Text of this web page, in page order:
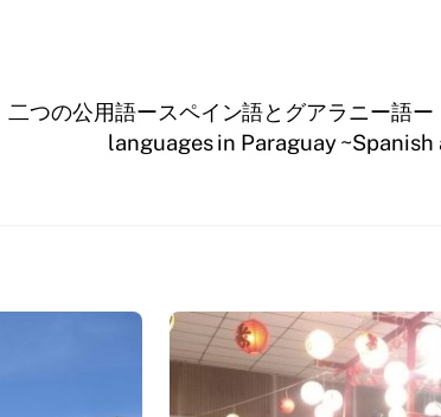
二つの公用語ースペイン語とグアラニー語
languages in Paraguay ~Spanish